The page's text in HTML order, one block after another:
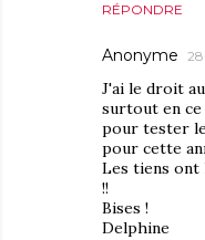
RÉPONDRE
Anonyme 28
J'ai le droit
surtout en ce
pour tester
pour cette
Les tiens ont
!!
Bises !
Delphine